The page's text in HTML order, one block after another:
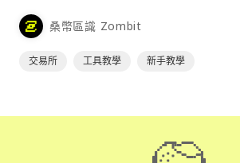
式來參與加密貨幣市場。
桑幣區識 Zombit
交易所 工具教學 新手教學